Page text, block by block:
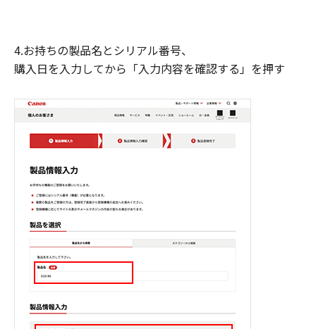
4.お持ちの製品名とシリアル番号、
購入日を入力してから「入力内容を確認する」を押す